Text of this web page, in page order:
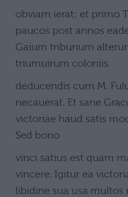
obviam ierat; et primo
paucos post annos
Gaium tribunum
triumuirum coloniis
deducendis cum M.
necauerat. Et sane
victoriae haud satis
Sed bono
vinci satius est quam
vincere. Igitur ea
libidine sua usa multos